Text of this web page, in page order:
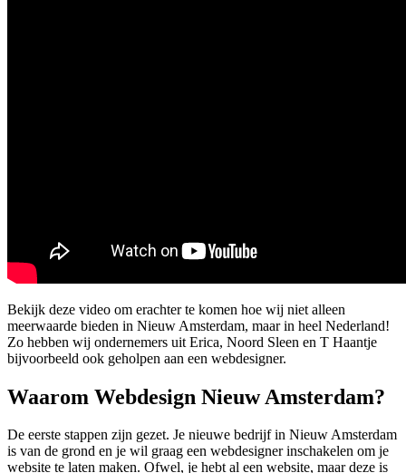
Bekijk deze video om erachter te komen hoe wij niet alleen
meerwaarde bieden in Nieuw Amsterdam, maar in heel Nederland!
Zo hebben wij ondernemers uit Erica, Noord Sleen en T Haantje
bijvoorbeeld ook geholpen aan een webdesigner.
Waarom Webdesign Nieuw Amsterdam?
De eerste stappen zijn gezet. Je nieuwe bedrijf in Nieuw Amsterdam
is van de grond en je wil graag een webdesigner inschakelen om je
website te laten maken. Ofwel, je hebt al een website, maar deze is